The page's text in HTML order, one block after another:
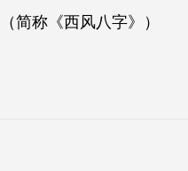
简称《西风八字》）